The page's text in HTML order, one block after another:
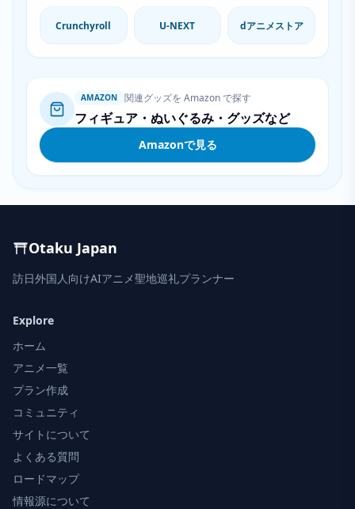
Crunchyroll U-NEXT dアニメストア
AMAZON 関連グッズを Amazon で探す
フィギュア・ぬいぐるみ・グッズなど
Amazonで見る
Otaku Japan
訪日外国人向けAIアニメ聖地巡礼プランナー
Explore
ホーム
アニメ一覧
プラン作成
コミュニティ
サイトについて
よくある質問
ロードマップ
情報源について